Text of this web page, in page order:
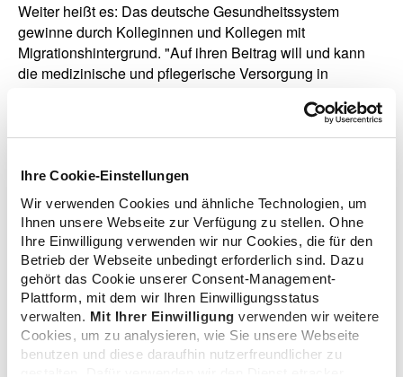
Ihre Cookie-Einstellungen
Wir verwenden Cookies und ähnliche Technologien, um
Ihnen unsere Webseite zur Verfügung zu stellen. Ohne
Ihre Einwilligung verwenden wir nur Cookies, die für den
Betrieb der Webseite unbedingt erforderlich sind. Dazu
gehört das Cookie unserer Consent-Management-
Plattform, mit dem wir Ihren Einwilligungsstatus
verwalten. Mit Ihrer Einwilligung verwenden wir weitere
Cookies, um zu analysieren, wie Sie unsere Webseite
benutzen und diese daraufhin nutzerfreundlicher zu
Weiter heißt es: Das deutsche Gesundheitssystem
gewinne durch Kolleginnen und Kollegen mit
Migrationshintergrund. "Auf ihren Beitrag will und kann
die medizinische und pflegerische Versorgung in
Austausch von Ideen und die Zusammenarbeit mit
Menschen aus verschiedenen Nationen und Kulturen
wissenschaftliche Exzellenz und medizinischen
Fortschritt."
Die Bundesapothekerkammer (BAK) hatte bereits im
vergangenen Monat ein Statement zur freiheitlich-
demokratische Grundordnung beschlossen. Darin heißt
es: "Die Achtung der Menschenwürde, der Freiheit, der
Gleichheit, der Rechts­staatlichkeit und der Demokratie
sind die nicht hinterfragbaren Gegenstände der
Ewigkeitsgarantie des Grundgesetzes. Sie bilden damit